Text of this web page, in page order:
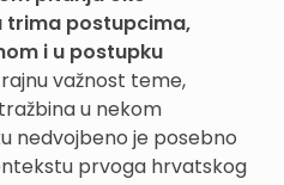
trima postupcima,
i u postupku
važnost teme,
u nekom
nedvojbeno je posebno
prvoga hrvatskog